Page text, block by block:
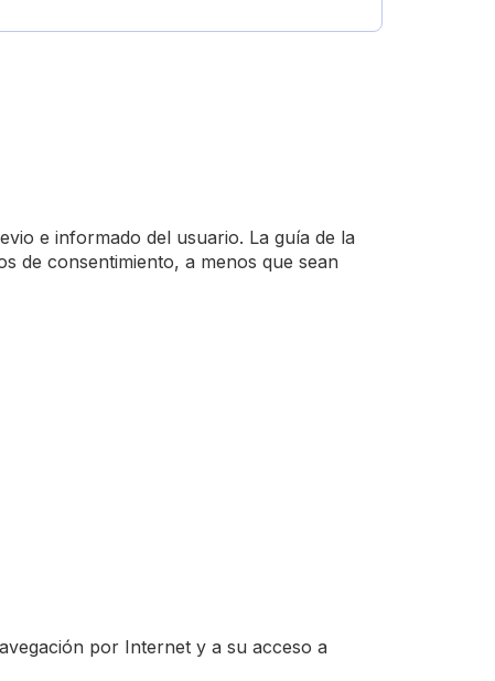
e informado del usuario. La guía de la
de consentimiento, a menos que sean
por Internet y a su acceso a